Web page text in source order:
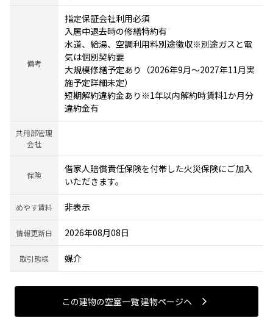
備考
指定保証会社利用必須
入居中退去時の修繕特約有
水道、給湯、空調利用料別途徴収※別途ガスと電
気は個別契約要
大規模修繕予定あり（2026年9月～2027年11月実
施予定詳細未定）
短期解約違約金あり※1年以内解約時賃料1か月分
違約金有
共用部管理
会社
保険
借家人賠償責任保険を付帯した火災保険にご加入
いただきます。
めやす賃料 非表示
情報更新日 2026年08月08日
取引態様 媒介
この建物の空室一覧 建物ページヘ